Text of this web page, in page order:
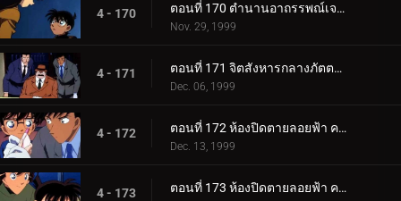
4 - 170 ตอนที่ 170 ตำนานอาถรรพณ์เจดีย์ห้าชั้น (ตอนจบ)
Nov. 29, 1999
4 - 171 ตอนที่ 171 จิตสังหารกลางภัตตาคารกลางน้ำ
Dec. 06, 1999
4 - 172 ตอนที่ 172 ห้องปิดตายลอยฟ้า คดีแรกของคุโด้ ชินอิจิ (ตอนพิเศษ ตอนแรก) ยอดนักสืบจิ๋วโคนัน เดอะซีรี__.
Dec. 13, 1999
4 - 173 ตอนที่ 173 ห้องปิดตายลอยฟ้า คดีแรกของคุโด้ ชินอิจิ (ตอนพิเศษ ตอนจบ) ยอดนักสืบจิ๋วโคนัน เดอะซีรีส__.